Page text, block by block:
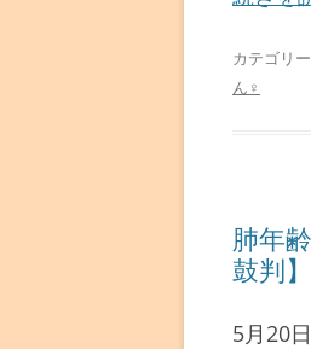
カテゴリ
ん♀
肺年
鼓判】
5月20